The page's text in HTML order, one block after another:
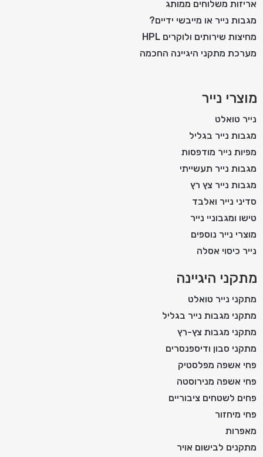
אריזות משלוחים ממותג
מגבות נייר או מייבשי ידיים?
מחיצות שירותים ולוקרים HPL
מערכת מתקני היגיינה החכמה
מוצרי נייר
נייר טואלט
מגבות נייר בגליל
מפיות נייר מודפסות
מגבות נייר תעשייתי
מגבות נייר צץ רץ
סדיני נייר ואלבד
טישו ומגבוניי נייר
מוצרי נייר נוספים
נייר כיסוי אסלה
מתקני היגיינה
מתקני נייר טואלט
מתקני מגבות נייר בגליל
מתקני מגבות צץ-רץ
מתקני סבון ודיספנסרים
פחי אשפה מפלסטיק
פחי אשפה מנירוסטה
פחים לשטחים ציבוריים
פחי מיחזור
מאפרות
מתקנים לבישום אויר